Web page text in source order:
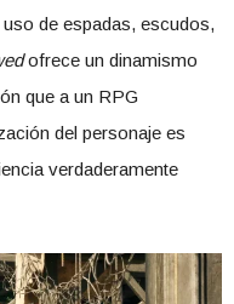
de espadas, escudos,
ofrece un dinamismo
que a un RPG
del personaje es
verdaderamente